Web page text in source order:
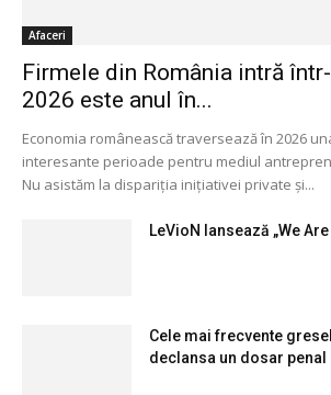
Afaceri
Firmele din România intră
2026 este anul în...
Economia românească traversează în 2026
interesante perioade pentru mediul
Nu asistăm la dispariția inițiativei private și...
LeVioN lansează „We Are
Cele mai frecvente
declansa un dosar penal